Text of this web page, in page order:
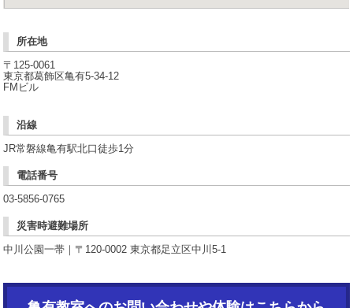
所在地
〒125-0061
東京都葛飾区亀有5-34-12
FMビル
沿線
JR常磐線亀有駅北口徒歩1分
電話番号
03-5856-0765
災害時避難場所
中川公園一帯｜〒120-0002 東京都足立区中川5-1